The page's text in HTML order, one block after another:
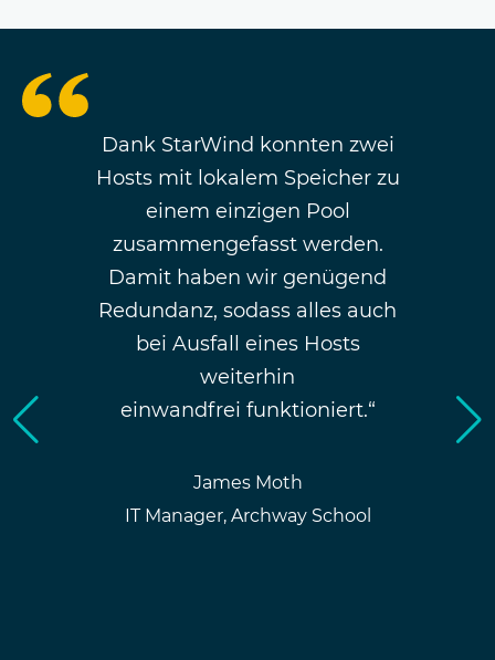
Dank StarWind konnten zwei
Hosts mit lokalem Speicher zu
einem einzigen Pool
zusammengefasst werden.
Damit haben wir genügend
Redundanz, sodass alles auch
bei Ausfall eines Hosts
weiterhin
einwandfrei funktioniert.“
James Moth
IT Manager, Archway School